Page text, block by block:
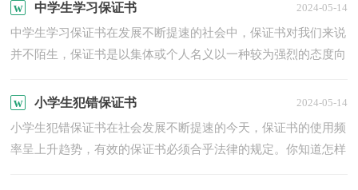
中学生学习保证书 2024-05-14
中学生学习保证书在发展不断提速的社会中，保证书对我们来说
并不陌生，保证书是以集体或个人名义以一种较为强烈的态度向
小学生犯错保证书 2024-05-14
小学生犯错保证书在社会发展不断提速的今天，保证书的使用频
率呈上升趋势，有效的保证书必须合乎法律的规定。你知道怎样